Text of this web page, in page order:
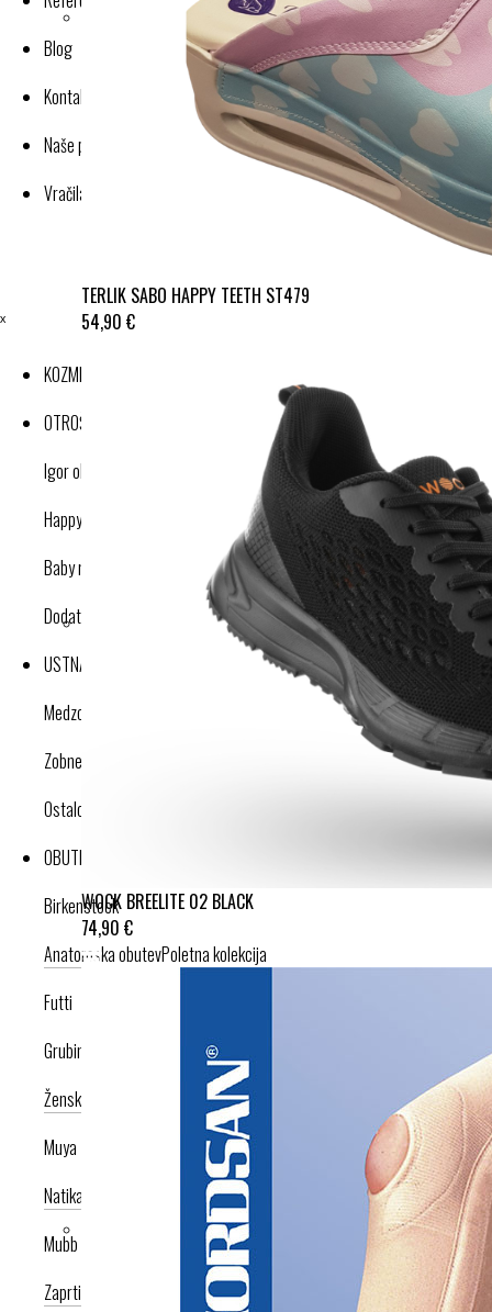
TERLIK SABO HAPPY TEETH ST479
54,90 €
WOCK BREELITE 02 BLACK
74,90 €
Blog
Kontakt
Naše poslovanje
Vračila in reklamacije
ˣ
KOZMETIKA
OTROŠKI IZDELKI
Igor obutev
Happy nose cleaner
Baby nose cleaner
Dodatki
USTNA HIGIENA
Medzobne ščetke
Zobne ščetke
Ostalo
OBUTEV
Birkenstock
Anatomska obutevPoletna kolekcija
Futti
Grubin
Ženska celoletna kolekcijaMoška celoletna kolekcija
Nogavice
Muya
Natikači
Srednje visoka petaVisoka peta
Mubb
Zaprti modeli
Odprti modeliZamenljivi vložki